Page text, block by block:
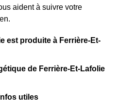
aident à suivre votre
est produite à Ferrière-Et-
de Ferrière-Et-Lafolie
utiles